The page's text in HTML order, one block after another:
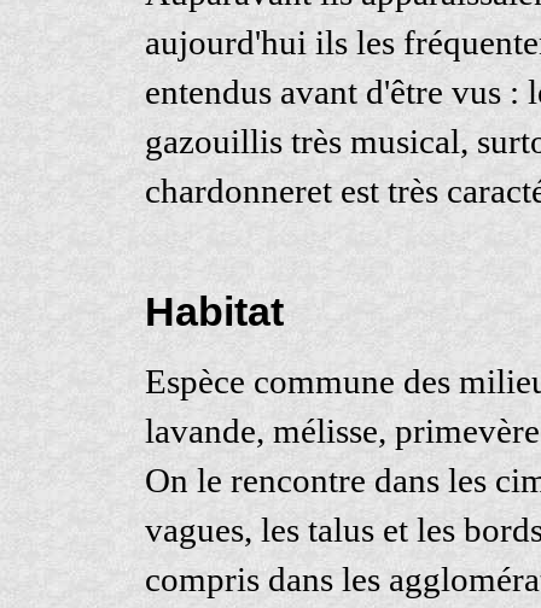
aujourd'hui ils les
entendus avant d'être vus :
gazouillis très musical,
chardonneret est très
Habitat
Espèce commune des
lavande, mélisse,
On le rencontre dans les
vagues, les talus et les
compris dans les